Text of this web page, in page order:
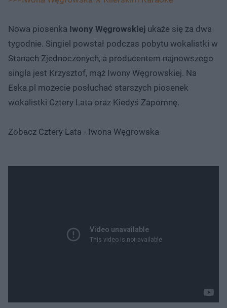
Nowa piosenka Iwony Węgrowskiej ukaże się za dwa
tygodnie. Singiel powstał podczas pobytu wokalistki w
Stanach Zjednoczonych, a producentem najnowszego
singla jest Krzysztof, mąż Iwony Węgrowskiej. Na
Eska.pl możecie posłuchać starszych piosenek
wokalistki Cztery Lata oraz Kiedyś Zapomnę.
Zobacz Cztery Lata - Iwona Węgrowska